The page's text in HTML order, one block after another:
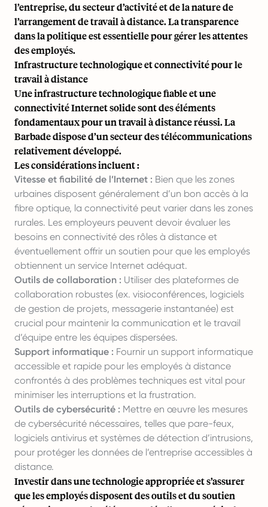
l’entreprise, du secteur d’activité et de la nature de
l’arrangement de travail à distance. La transparence
dans la politique est essentielle pour gérer les attentes
des employés.
Infrastructure technologique et connectivité pour le
travail à distance
Une infrastructure technologique fiable et une
connectivité Internet solide sont des éléments
fondamentaux pour un travail à distance réussi. La
Barbade dispose d’un secteur des télécommunications
relativement développé.
Les considérations incluent :
Vitesse et fiabilité de l’Internet : Bien que les zones
urbaines disposent généralement d’un bon accès à la
fibre optique, la connectivité peut varier dans les zones
rurales. Les employeurs peuvent devoir évaluer les
besoins en connectivité des rôles à distance et
éventuellement offrir un soutien pour que les employés
obtiennent un service Internet adéquat.
Outils de collaboration : Utiliser des plateformes de
collaboration robustes (ex. visioconférences, logiciels
de gestion de projets, messagerie instantanée) est
crucial pour maintenir la communication et le travail
d’équipe entre les équipes dispersées.
Support informatique : Fournir un support informatique
accessible et rapide pour les employés à distance
confrontés à des problèmes techniques est vital pour
minimiser les interruptions et la frustration.
Outils de cybersécurité : Mettre en œuvre les mesures
de cybersécurité nécessaires, telles que pare-feux,
logiciels antivirus et systèmes de détection d’intrusions,
pour protéger les données de l’entreprise accessibles à
distance.
Investir dans une technologie appropriée et s’assurer
que les employés disposent des outils et du soutien